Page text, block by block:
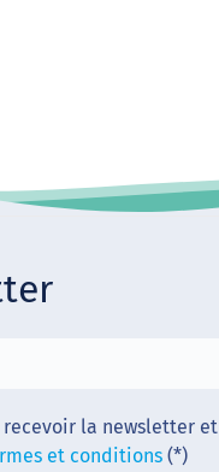
recevoir la newsletter et
et conditions(*)